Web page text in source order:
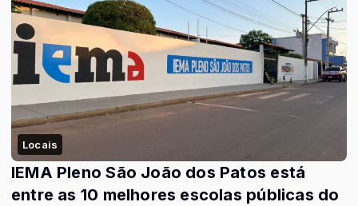
Locais
IEMA Pleno São João dos Patos está
entre as 10 melhores escolas públicas do